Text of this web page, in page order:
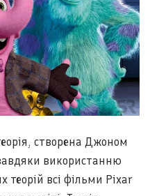
створена Джоном
використанню
теорій всі фільми Pixar